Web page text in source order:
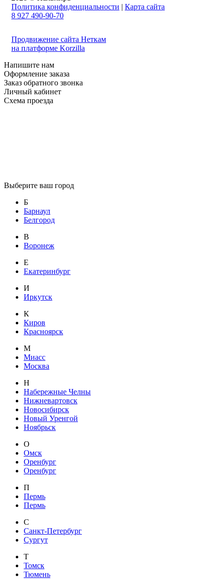
Политика конфиденциальности | Карта сайта
8 927 490-90-70
Продвижение сайта Неткам
на платформе Korzilla
Напишите нам
Оформление заказа
Заказ обратного звонка
Личный кабинет
Схема проезда
Выберите ваш город
Б
Барнаул
Белгород
В
Воронеж
Е
Екатеринбург
И
Иркутск
К
Киров
Красноярск
М
Миасс
Москва
Н
Набережные Челны
Нижневартовск
Новосибирск
Новый Уренгой
Ноябрьск
О
Омск
Оренбург
Оренбург
П
Пермь
Пермь
С
Санкт-Петербург
Сургут
Т
Томск
Тюмень